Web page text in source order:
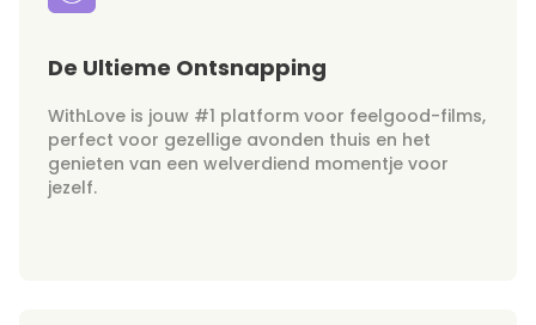
De Ultieme Ontsnapping
WithLove is jouw #1 platform voor feelgood-films,
perfect voor gezellige avonden thuis en het
genieten van een welverdiend momentje voor
jezelf.